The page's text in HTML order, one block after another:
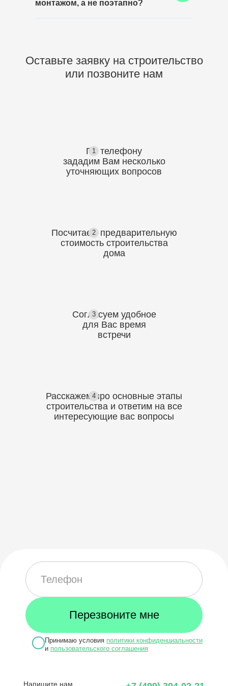
точного расчета перепадов, чтобы
монтажом, а не поэтапно?
установку и итоговое качество готового
ограждения.
Оставьте заявку на строительство
или позвоните нам
1
По телефону
зададим Вам несколько
уточняющих вопросов
2
Посчитаем предварительную
стоимость строительства
дома
3
Согласуем удобное
для Вас время
встречи
4
Расскажем про основные этапы
строительства и ответим на все
интересующие вас вопросы
Принимаю условия политики конфиденциальности
и пользовательского соглашения
Напишите нам,